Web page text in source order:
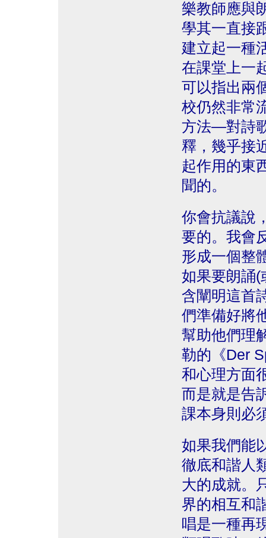
樂教師應與
學其一直接
建立起一種
在課堂上一
可以指出兩
校仍然非常
方法—對詩
釋，幾乎接
起作用的東
聞的。
你會抗議說
要的。我會
形成一個整
如果要朗誦(
含闡明這首
們準備好將
幫助他們理
勒的《Der
和心理方面
而是就是告
課本身則必
如果我們能
徹底和諧人
大的成就。
界的相互和
唱是一種再